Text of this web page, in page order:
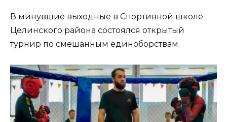
В минувшие выходные в Спортивной школе
Целинского района состоялся открытый
турнир по смешанным единоборствам.